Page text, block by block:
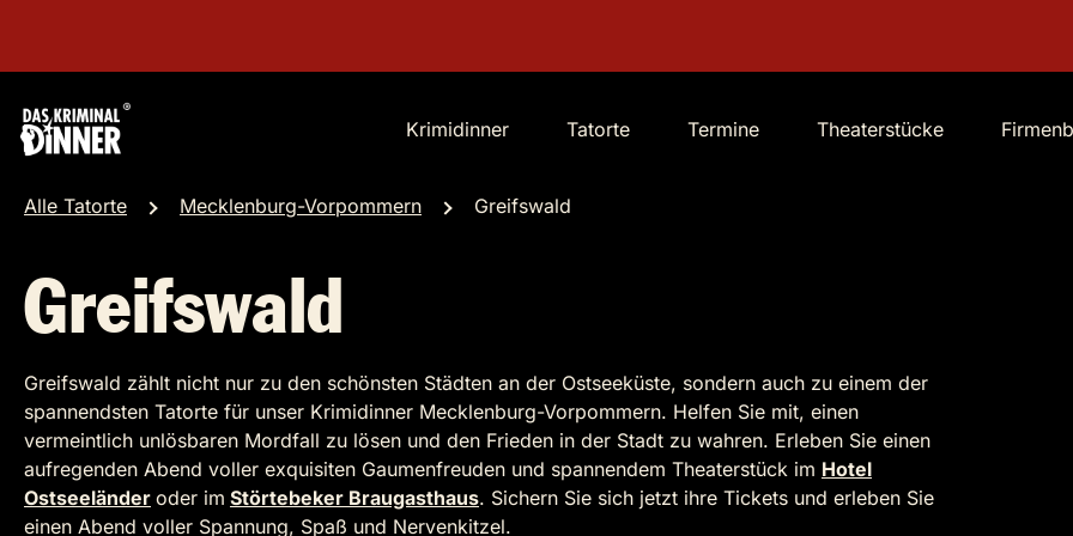
Krimidinner Tatorte Termine Theaterstücke
Alle Tatorte Mecklenburg-Vorpommern Greifswald
Greifswald
Greifswald zählt nicht nur zu den schönsten Städten an der Ostseeküste, sondern auch zu einem der
spannendsten Tatorte für unser Krimidinner Mecklenburg-Vorpommern. Helfen Sie mit, einen
vermeintlich unlösbaren Mordfall zu lösen und den Frieden in der Stadt zu wahren. Erleben Sie einen
aufregenden Abend voller exquisiten Gaumenfreuden und spannendem Theaterstück im Hotel
Ostseeländer oder im Störtebeker Braugasthaus. Sichern Sie sich jetzt ihre Tickets und erleben Sie
einen Abend voller Spannung, Spaß und Nervenkitzel.